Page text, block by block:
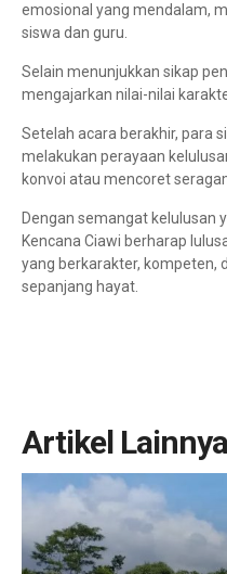
emosional yang mendalam,
siswa dan guru.
Selain menunjukkan sikap
mengajarkan nilai-nilai
Setelah acara berakhir, para
melakukan perayaan
konvoi atau mencoret
Dengan semangat kelulusan
Kencana Ciawi berharap
yang berkarakter, kompeten,
sepanjang hayat.
Artikel Lainnya